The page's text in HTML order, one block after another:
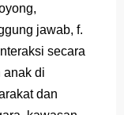
jawab, f.
secara
anak di
dan